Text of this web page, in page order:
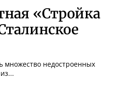
«Стройка
множество недостроенных